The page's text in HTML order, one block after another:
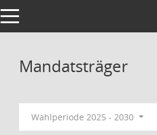
Toggle navigation
Mandatsträger
Wahlperiode 2025 - 2030